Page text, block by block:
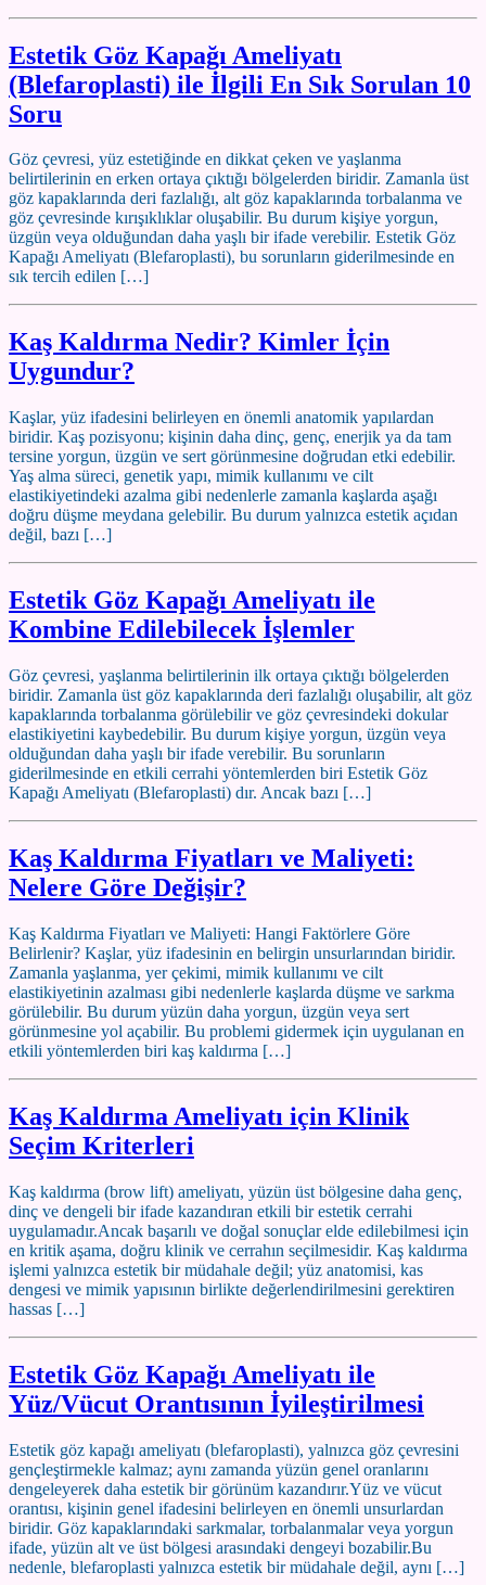
Estetik Göz Kapağı Ameliyatı
(Blefaroplasti) ile İlgili En Sık Sorulan 10
Soru
Göz çevresi, yüz estetiğinde en dikkat çeken ve yaşlanma
belirtilerinin en erken ortaya çıktığı bölgelerden biridir. Zamanla üst
göz kapaklarında deri fazlalığı, alt göz kapaklarında torbalanma ve
göz çevresinde kırışıklıklar oluşabilir. Bu durum kişiye yorgun,
üzgün veya olduğundan daha yaşlı bir ifade verebilir. Estetik Göz
Kapağı Ameliyatı (Blefaroplasti), bu sorunların giderilmesinde en
sık tercih edilen […]
Kaş Kaldırma Nedir? Kimler İçin
Uygundur?
Kaşlar, yüz ifadesini belirleyen en önemli anatomik yapılardan
biridir. Kaş pozisyonu; kişinin daha dinç, genç, enerjik ya da tam
tersine yorgun, üzgün ve sert görünmesine doğrudan etki edebilir.
Yaş alma süreci, genetik yapı, mimik kullanımı ve cilt
elastikiyetindeki azalma gibi nedenlerle zamanla kaşlarda aşağı
doğru düşme meydana gelebilir. Bu durum yalnızca estetik açıdan
değil, bazı […]
Estetik Göz Kapağı Ameliyatı ile
Kombine Edilebilecek İşlemler
Göz çevresi, yaşlanma belirtilerinin ilk ortaya çıktığı bölgelerden
biridir. Zamanla üst göz kapaklarında deri fazlalığı oluşabilir, alt göz
kapaklarında torbalanma görülebilir ve göz çevresindeki dokular
elastikiyetini kaybedebilir. Bu durum kişiye yorgun, üzgün veya
olduğundan daha yaşlı bir ifade verebilir. Bu sorunların
giderilmesinde en etkili cerrahi yöntemlerden biri Estetik Göz
Kapağı Ameliyatı (Blefaroplasti) dır. Ancak bazı […]
Kaş Kaldırma Fiyatları ve Maliyeti:
Nelere Göre Değişir?
Kaş Kaldırma Fiyatları ve Maliyeti: Hangi Faktörlere Göre
Belirlenir? Kaşlar, yüz ifadesinin en belirgin unsurlarından biridir.
Zamanla yaşlanma, yer çekimi, mimik kullanımı ve cilt
elastikiyetinin azalması gibi nedenlerle kaşlarda düşme ve sarkma
görülebilir. Bu durum yüzün daha yorgun, üzgün veya sert
görünmesine yol açabilir. Bu problemi gidermek için uygulanan en
etkili yöntemlerden biri kaş kaldırma […]
Kaş Kaldırma Ameliyatı için Klinik
Seçim Kriterleri
Kaş kaldırma (brow lift) ameliyatı, yüzün üst bölgesine daha genç,
dinç ve dengeli bir ifade kazandıran etkili bir estetik cerrahi
uygulamadır.Ancak başarılı ve doğal sonuçlar elde edilebilmesi için
en kritik aşama, doğru klinik ve cerrahın seçilmesidir. Kaş kaldırma
işlemi yalnızca estetik bir müdahale değil; yüz anatomisi, kas
dengesi ve mimik yapısının birlikte değerlendirilmesini gerektiren
hassas […]
Estetik Göz Kapağı Ameliyatı ile
Yüz/Vücut Orantısının İyileştirilmesi
Estetik göz kapağı ameliyatı (blefaroplasti), yalnızca göz çevresini
gençleştirmekle kalmaz; aynı zamanda yüzün genel oranlarını
dengeleyerek daha estetik bir görünüm kazandırır.Yüz ve vücut
orantısı, kişinin genel ifadesini belirleyen en önemli unsurlardan
biridir. Göz kapaklarındaki sarkmalar, torbalanmalar veya yorgun
ifade, yüzün alt ve üst bölgesi arasındaki dengeyi bozabilir.Bu
nedenle, blefaroplasti yalnızca estetik bir müdahale değil, aynı […]